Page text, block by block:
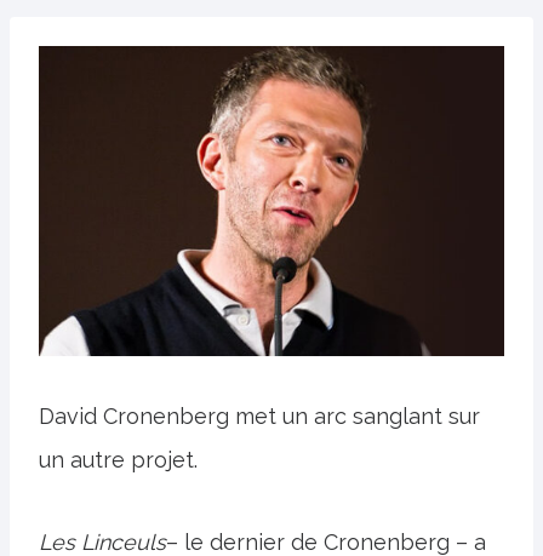
David Cronenberg met un arc sanglant sur
un autre projet.
Les Linceuls– le dernier de Cronenberg – a